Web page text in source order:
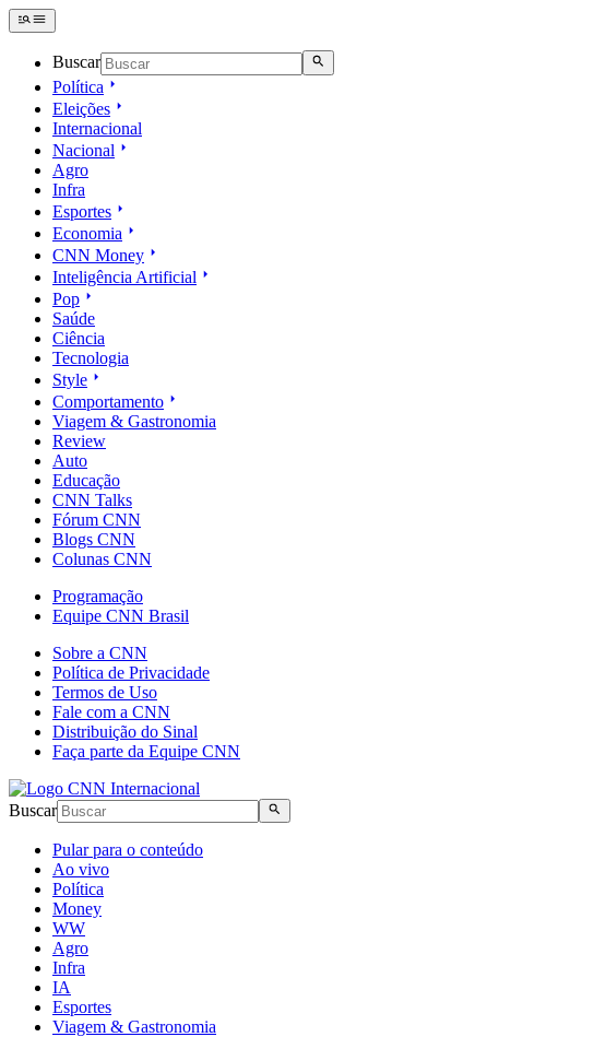
Buscar
Política
Eleições
Internacional
Nacional
Agro
Infra
Esportes
Economia
CNN Money
Inteligência Artificial
Pop
Saúde
Ciência
Tecnologia
Style
Comportamento
Viagem & Gastronomia
Review
Auto
Educação
CNN Talks
Fórum CNN
Blogs CNN
Colunas CNN
Programação
Equipe CNN Brasil
Sobre a CNN
Política de Privacidade
Termos de Uso
Fale com a CNN
Distribuição do Sinal
Faça parte da Equipe CNN
Buscar
Pular para o conteúdo
Ao vivo
Política
Money
WW
Agro
Infra
IA
Esportes
Viagem & Gastronomia